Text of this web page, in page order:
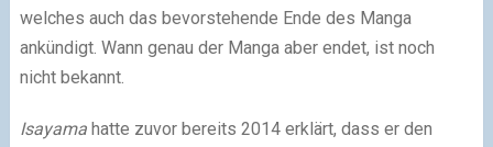
welches auch das bevorstehende Ende des Manga
ankündigt. Wann genau der Manga aber endet, ist noch
nicht bekannt.
Isayamahatte zuvor bereits 2014 erklärt, dass er den